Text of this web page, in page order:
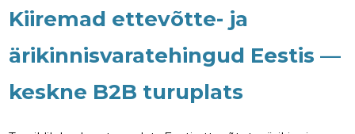
Kiiremad ettevõtte- ja
ärikinnisvara­tehingud Eestis —
keskne B2B turuplats